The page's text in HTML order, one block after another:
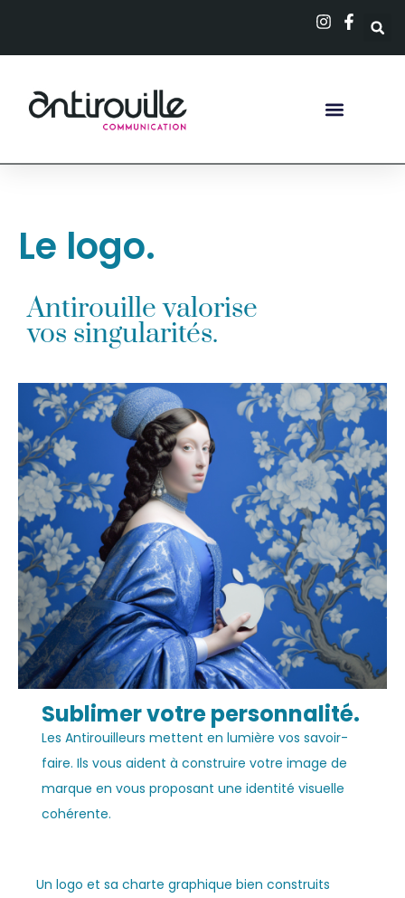
Le logo.
Antirouille valorise
vos singularités.
Sublimer votre personnalité.
Les Antirouilleurs mettent en lumière vos savoir-
faire. Ils vous aident à construire votre image de
marque en vous proposant une identité visuelle
cohérente.
Un logo et sa charte graphique bien construits